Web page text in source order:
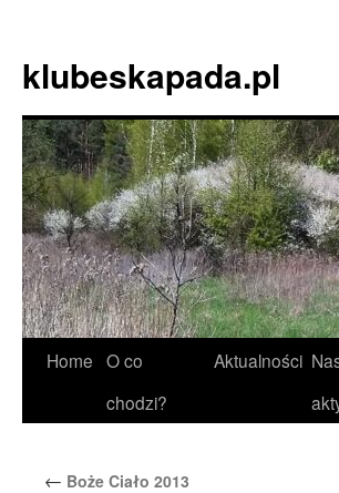
content
klubeskapada.pl
Home O co
chodzi?
Aktualności
← Boże Ciało 2013